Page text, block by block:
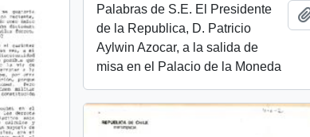
Palabras de S.E. El Presidente
de la Republica, D. Patricio
Aylwin Azocar, a la salida de
misa en el Palacio de la Moneda